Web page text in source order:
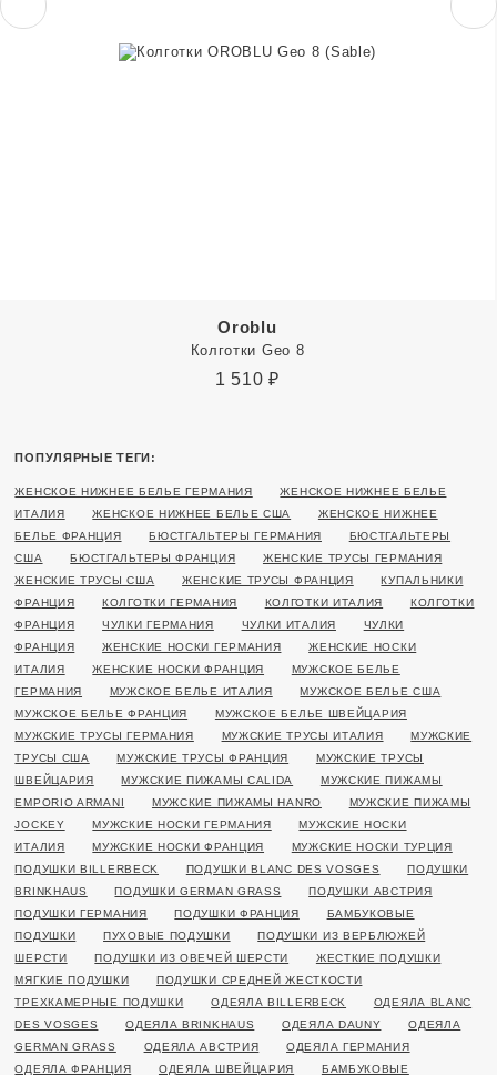
Oroblu
Колготки Geo 8
1 510 ₽
ПОПУЛЯРНЫЕ ТЕГИ:
ЖЕНСКОЕ НИЖНЕЕ БЕЛЬЕ ГЕРМАНИЯ
ЖЕНСКОЕ НИЖНЕЕ БЕЛЬЕ
ИТАЛИЯ
ЖЕНСКОЕ НИЖНЕЕ БЕЛЬЕ США
ЖЕНСКОЕ НИЖНЕЕ
БЕЛЬЕ ФРАНЦИЯ
БЮСТГАЛЬТЕРЫ ГЕРМАНИЯ
БЮСТГАЛЬТЕРЫ
США
БЮСТГАЛЬТЕРЫ ФРАНЦИЯ
ЖЕНСКИЕ ТРУСЫ ГЕРМАНИЯ
ЖЕНСКИЕ ТРУСЫ США
ЖЕНСКИЕ ТРУСЫ ФРАНЦИЯ
КУПАЛЬНИКИ
ФРАНЦИЯ
КОЛГОТКИ ГЕРМАНИЯ КОЛГОТКИ ИТАЛИЯ
КОЛГОТКИ
ФРАНЦИЯ
ЧУЛКИ ГЕРМАНИЯ ЧУЛКИ ИТАЛИЯ
ЧУЛКИ
ФРАНЦИЯ
ЖЕНСКИЕ НОСКИ ГЕРМАНИЯ
ЖЕНСКИЕ НОСКИ
ИТАЛИЯ
ЖЕНСКИЕ НОСКИ ФРАНЦИЯ
МУЖСКОЕ БЕЛЬЕ
ГЕРМАНИЯ
МУЖСКОЕ БЕЛЬЕ ИТАЛИЯ
МУЖСКОЕ БЕЛЬЕ США
МУЖСКОЕ БЕЛЬЕ ФРАНЦИЯ
МУЖСКОЕ БЕЛЬЕ ШВЕЙЦАРИЯ
МУЖСКИЕ ТРУСЫ ГЕРМАНИЯ
МУЖСКИЕ ТРУСЫ ИТАЛИЯ
МУЖСКИЕ
ТРУСЫ США
МУЖСКИЕ ТРУСЫ ФРАНЦИЯ
МУЖСКИЕ ТРУСЫ
ШВЕЙЦАРИЯ
МУЖСКИЕ ПИЖАМЫ CALIDA
МУЖСКИЕ ПИЖАМЫ
EMPORIO ARMANI
МУЖСКИЕ ПИЖАМЫ HANRO
МУЖСКИЕ ПИЖАМЫ
JOCKEY
МУЖСКИЕ НОСКИ ГЕРМАНИЯ
МУЖСКИЕ НОСКИ
ИТАЛИЯ
МУЖСКИЕ НОСКИ ФРАНЦИЯ
МУЖСКИЕ НОСКИ ТУРЦИЯ
ПОДУШКИ BILLERBECK
ПОДУШКИ BLANC DES VOSGES
ПОДУШКИ
BRINKHAUS
ПОДУШКИ GERMAN GRASS
ПОДУШКИ АВСТРИЯ
ПОДУШКИ ГЕРМАНИЯ
ПОДУШКИ ФРАНЦИЯ
БАМБУКОВЫЕ
ПОДУШКИ
ПУХОВЫЕ ПОДУШКИ
ПОДУШКИ ИЗ ВЕРБЛЮЖЕЙ
ШЕРСТИ
ПОДУШКИ ИЗ ОВЕЧЕЙ ШЕРСТИ
ЖЕСТКИЕ ПОДУШКИ
МЯГКИЕ ПОДУШКИ
ПОДУШКИ СРЕДНЕЙ ЖЕСТКОСТИ
ТРЕХКАМЕРНЫЕ ПОДУШКИ
ОДЕЯЛА BILLERBECK
ОДЕЯЛА BLANC
DES VOSGES
ОДЕЯЛА BRINKHAUS ОДЕЯЛА DAUNY
ОДЕЯЛА
GERMAN GRASS
ОДЕЯЛА АВСТРИЯ
ОДЕЯЛА ГЕРМАНИЯ
ОДЕЯЛА ФРАНЦИЯ
ОДЕЯЛА ШВЕЙЦАРИЯ
БАМБУКОВЫЕ